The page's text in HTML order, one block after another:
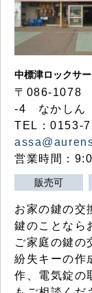
中標津ロックサ
〒086-1078
-4 なかしん
TEL：0153-
営業時間：
販売可
お家の鍵の交
鍵のことなら
ご家庭の鍵の
紛失キーの作
作、電気錠の